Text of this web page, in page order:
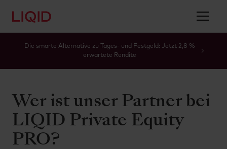
Die smarte Alternative zu Tages- und Festgeld: Jetzt 2,8 %
erwartete Rendite
Wer ist unser Partner bei
LIQID Private Equity
PRO?